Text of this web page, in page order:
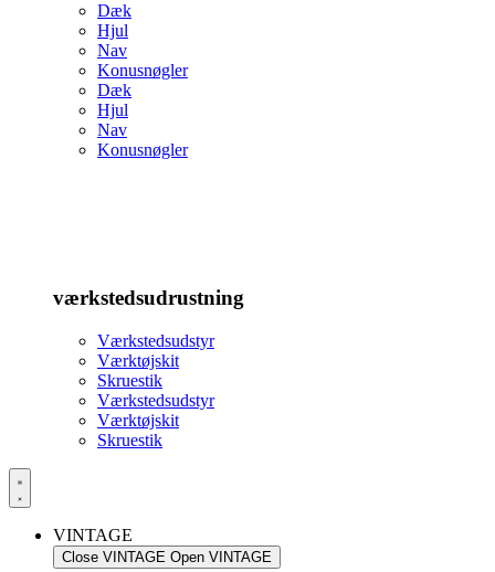
Dæk
Hjul
Nav
Konusnøgler
Dæk
Hjul
Nav
Konusnøgler
værkstedsudrustning
Værkstedsudstyr
Værktøjskit
Skruestik
Værkstedsudstyr
Værktøjskit
Skruestik
VINTAGE
Close VINTAGE Open VINTAGE